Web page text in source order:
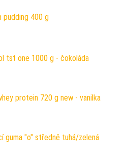
400 g
tst one 1000 g - čokoláda
protein 720 g new - vanilka
guma "o" středně tuhá/zelená